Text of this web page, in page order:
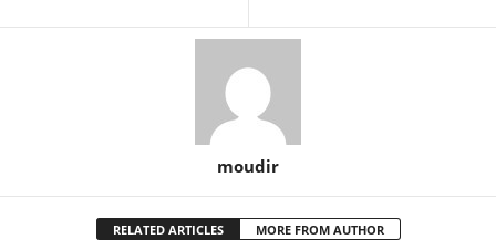
moudir
RELATED ARTICLES MORE FROM AUTHOR